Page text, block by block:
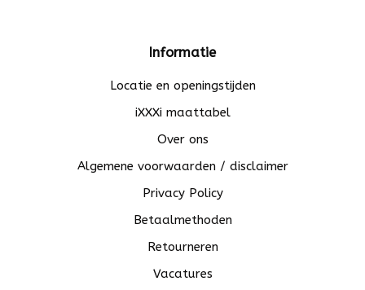
Informatie
Locatie en openingstijden
iXXXi maattabel
Over ons
Algemene voorwaarden / disclaimer
Privacy Policy
Betaalmethoden
Retourneren
Vacatures